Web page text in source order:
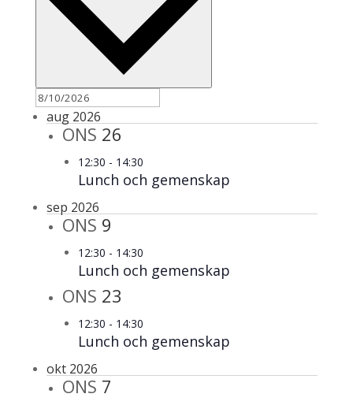
aug 2026
ONS 26
12:30 - 14:30
Lunch och gemenskap
sep 2026
ONS 9
12:30 - 14:30
Lunch och gemenskap
ONS 23
12:30 - 14:30
Lunch och gemenskap
okt 2026
ONS 7